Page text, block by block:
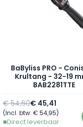
BaByliss PRO -
Krultang - 32-19
BAB2281TTE
Speciale prijs
€ 45,41
Normale prijs
€ 54,60
(Incl. btw: € 54,95)
Direct leverbaar